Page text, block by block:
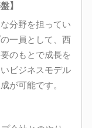
】
分野を担ってい
一員として、西
のもとで成長を
ビジネスモデル
が可能です。